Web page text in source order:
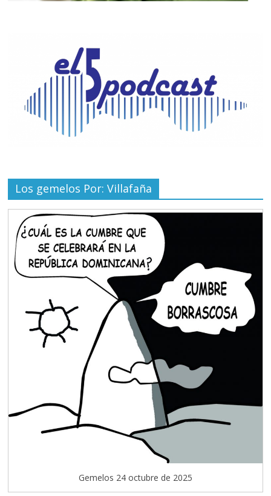
Los gemelos Por: Villafaña
Gemelos 24 octubre de 2025